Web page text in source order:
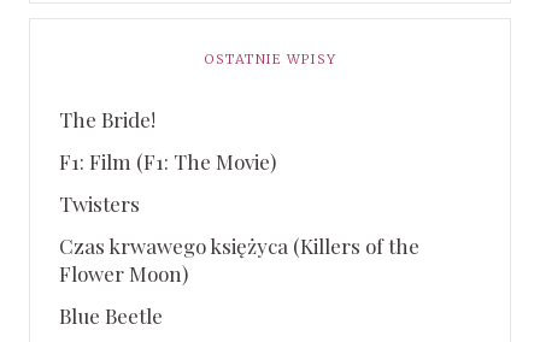
OSTATNIE WPISY
The Bride!
F1: Film (F1: The Movie)
Twisters
Czas krwawego księżyca (Killers of the
Flower Moon)
Blue Beetle